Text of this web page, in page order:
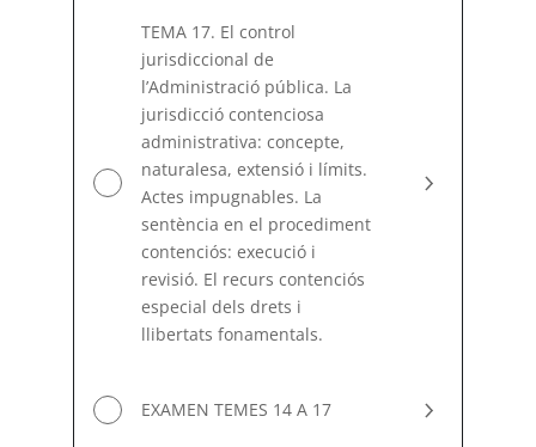
TEMA 17. El control
jurisdiccional de
l’Administració pública. La
jurisdicció contenciosa
administrativa: concepte,
naturalesa, extensió i límits.
Actes impugnables. La
sentència en el procediment
contenciós: execució i
revisió. El recurs contenciós
especial dels drets i
llibertats fonamentals.
EXAMEN TEMES 14 A 17